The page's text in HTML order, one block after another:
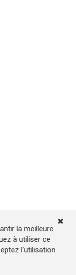
la meilleure
à utiliser ce
l'utilisation